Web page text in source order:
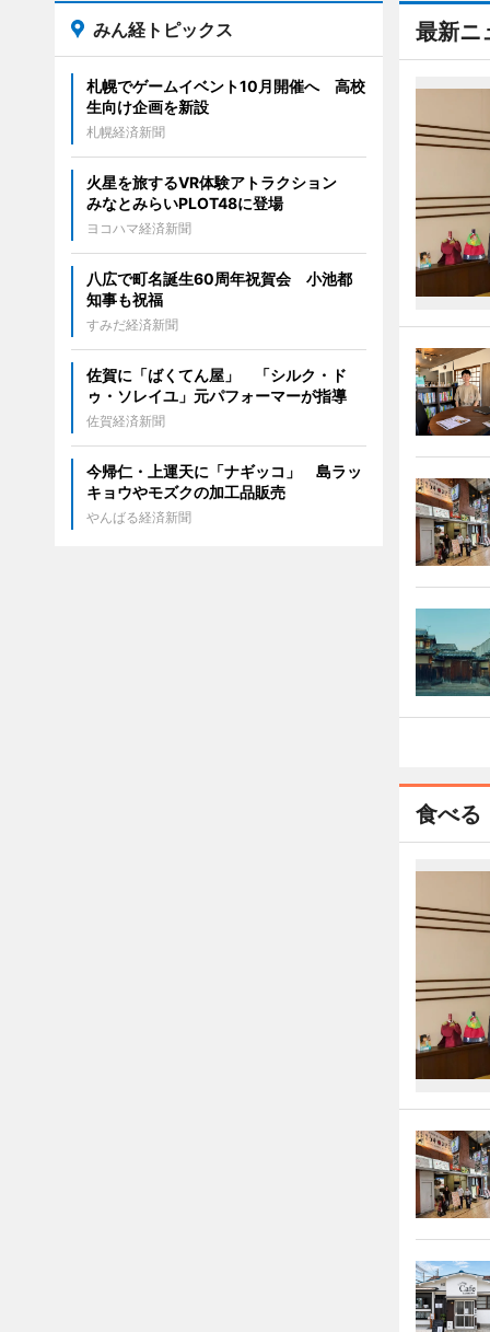
最新ニ
食べる
みん経トピックス
札幌でゲームイベント10月開催へ 高校
生向け企画を新設
札幌経済新聞
火星を旅するVR体験アトラクション
みなとみらいPLOT48に登場
ヨコハマ経済新聞
八広で町名誕生60周年祝賀会 小池都
知事も祝福
すみだ経済新聞
佐賀に「ばくてん屋」 「シルク・ド
ゥ・ソレイユ」元パフォーマーが指導
佐賀経済新聞
今帰仁・上運天に「ナギッコ」 島ラッ
キョウやモズクの加工品販売
やんばる経済新聞